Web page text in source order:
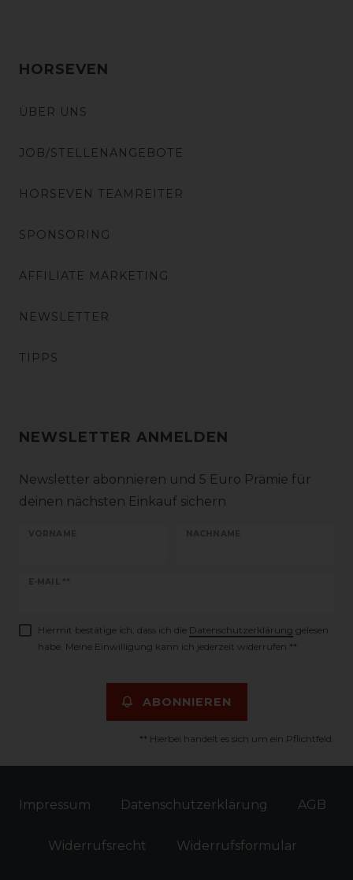
HORSEVEN
ÜBER UNS
JOB/STELLENANGEBOTE
HORSEVEN TEAMREITER
SPONSORING
AFFILIATE MARKETING
NEWSLETTER
TIPPS
NEWSLETTER ANMELDEN
Newsletter abonnieren und 5 Euro Prämie für
deinen nächsten Einkauf sichern
VORNAME NACHNAME
E-MAIL **
Newsletter
Hiermit bestätige ich, dass ich die Daten­schutz­erklärung gelesen
habe. Meine Einwilligung kann ich jederzeit widerrufen.**
ABONNIEREN
** Hierbei handelt es sich um ein Pflichtfeld.
Impressum Daten­schutz­erklärung AGB
Widerrufs­recht Widerrufs­formular